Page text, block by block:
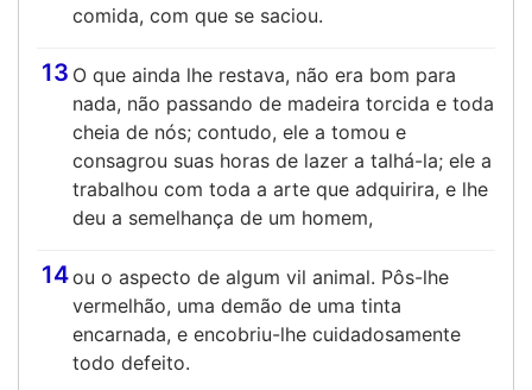
comida, com que se saciou.
13 O que ainda lhe restava, não era bom para
nada, não passando de madeira torcida e toda
cheia de nós; contudo, ele a tomou e
consagrou suas horas de lazer a talhá-la; ele a
trabalhou com toda a arte que adquirira, e lhe
deu a semelhança de um homem,
14ou o aspecto de algum vil animal. Pôs-lhe
vermelhão, uma demão de uma tinta
encarnada, e encobriu-lhe cuidadosamente
todo defeito.